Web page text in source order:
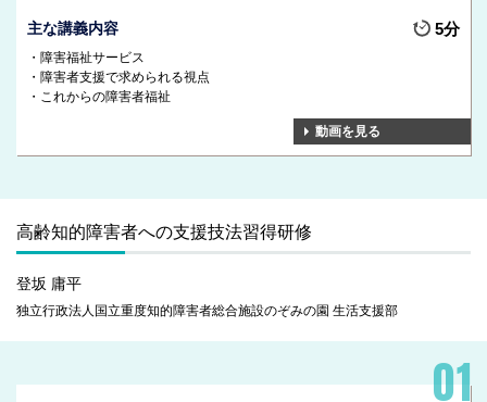
主な講義内容 5分
障害福祉サービス
障害者支援で求められる視点
これからの障害者福祉
動画を見る
高齢知的障害者への支援技法習得研修
登坂 庸平
独立行政法人国立重度知的障害者総合施設のぞみの園 生活支援部